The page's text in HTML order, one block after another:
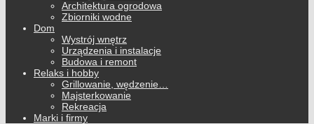
Architektura ogrodowa
Zbiorniki wodne
Dom
Wystrój wnętrz
Urządzenia i instalacje
Budowa i remont
Relaks i hobby
Grillowanie, wędzenie…
Majsterkowanie
Rekreacja
Marki i firmy